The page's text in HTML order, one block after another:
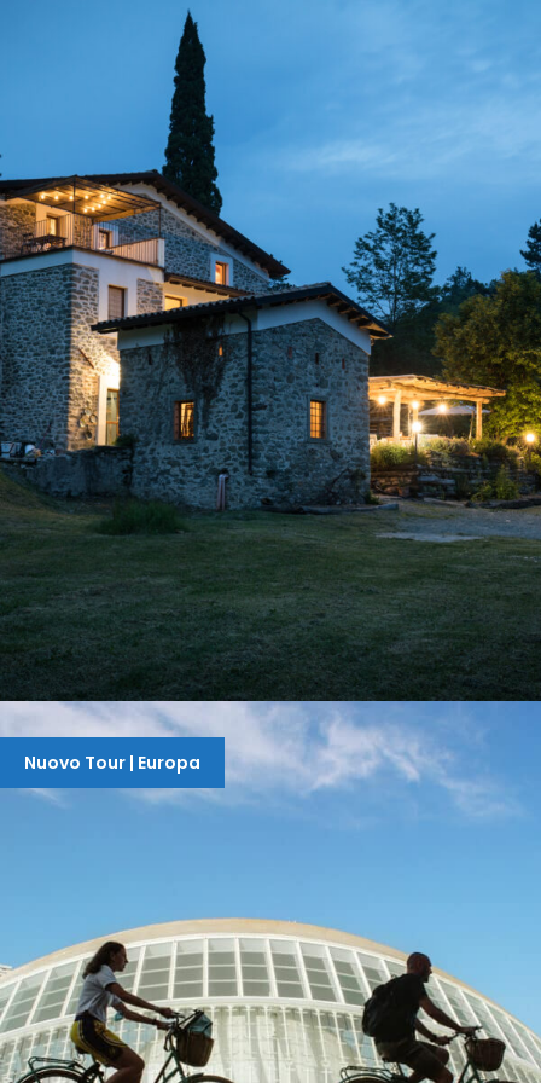
ITALIA- MILANO: TOUR DELLE PORTE
WEEKEND IN LUNIGIANA TRA BICI E TREKKING ∣
TOUR DI GRUPPO
240 €
Nuovo Tour | Europa